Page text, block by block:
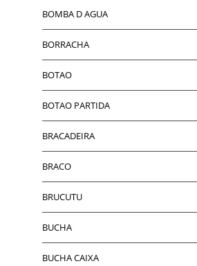
BOMBA D AGUA
BORRACHA
BOTAO
BOTAO PARTIDA
BRACADEIRA
BRACO
BRUCUTU
BUCHA
BUCHA CAIXA